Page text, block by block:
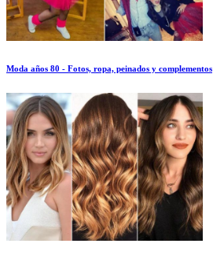
Moda años 80 - Fotos, ropa, peinados y complementos